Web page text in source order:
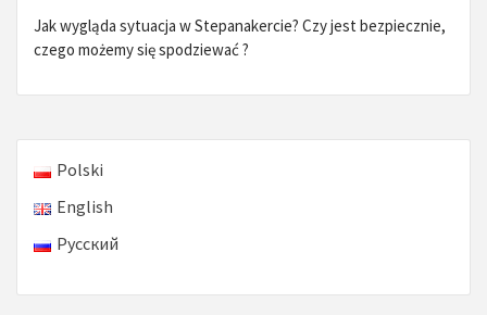
Jak wygląda sytuacja w Stepanakercie? Czy jest bezpiecznie,
czego możemy się spodziewać ?
Polski
English
Русский